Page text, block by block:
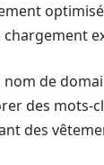
nom de
des mots-
des